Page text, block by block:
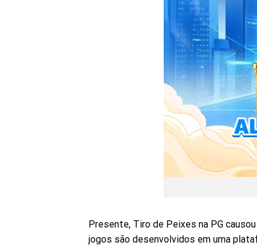
Presente, Tiro de Peixes na PG
jogos são desenvolvidos em uma